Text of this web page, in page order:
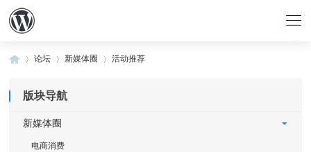
»
论坛
›
新媒体圈 活动推荐
版块导航
新媒体圈
电商消费